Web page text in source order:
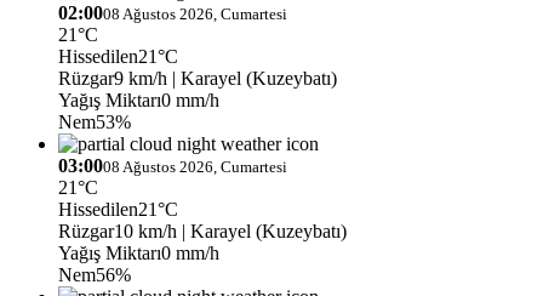
02:0008 Ağustos 2026, Cumartesi
21°C
Hissedilen21°C
Rüzgar9 km/h | Karayel (Kuzeybatı)
Yağış Miktarı0 mm/h
Nem53%
03:0008 Ağustos 2026, Cumartesi
21°C
Hissedilen21°C
Rüzgar10 km/h | Karayel (Kuzeybatı)
Yağış Miktarı0 mm/h
Nem56%